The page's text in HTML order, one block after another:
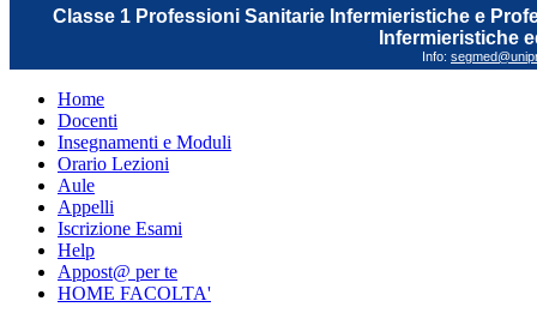
Classe 1 Professioni Sanitarie Infermieristiche e
Infermieristiche
Info:
Home
Docenti
Insegnamenti e Moduli
Orario Lezioni
Aule
Appelli
Iscrizione Esami
Help
Appost@ per te
HOME FACOLTA'